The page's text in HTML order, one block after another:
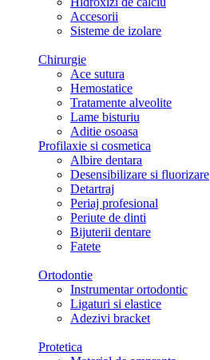
Accesorii
Sisteme de izolare
Chirurgie
Ace sutura
Hemostatice
Tratamente alveolite
Lame bisturiu
Aditie osoasa
Profilaxie si cosmetica
Albire dentara
Desensibilizare si fluorizare
Detartraj
Periaj profesional
Periute de dinti
Bijuterii dentare
Fatete
Ortodontie
Instrumentar ortodontic
Ligaturi si elastice
Adezivi bracket
Protetica